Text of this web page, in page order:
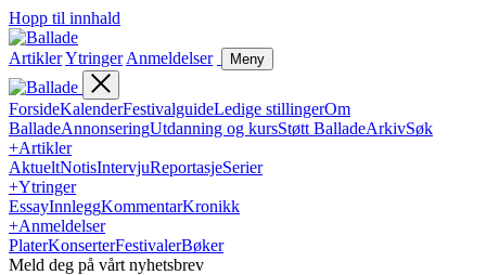
Hopp til innhald
ArtiklerYtringer Anmeldelser Meny
ForsideKalenderFestivalguideLedige stillingerOm
BalladeAnnonseringUtdanning og kursStøtt BalladeArkivSøk
+Artikler
AktueltNotisIntervjuReportasjeSerier
+Ytringer
EssayInnleggKommentarKronikk
+Anmeldelser
PlaterKonserterFestivalerBøker
Meld deg på vårt nyhetsbrev